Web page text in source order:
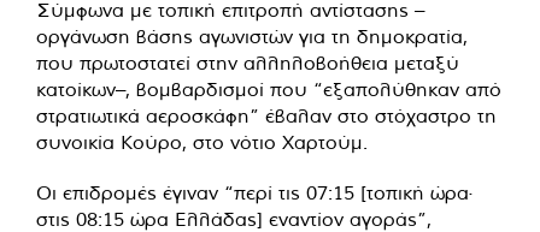
Σύμφωνα με τοπική επιτροπή αντίστασης –
οργάνωση βάσης αγωνιστών για τη δημοκρατία,
που πρωτοστατεί στην αλληλοβοήθεια μεταξύ
κατοίκων–, βομβαρδισμοί που “εξαπολύθηκαν από
στρατιωτικά αεροσκάφη” έβαλαν στο στόχαστρο τη
συνοικία Κούρο, στο νότιο Χαρτούμ.
Οι επιδρομές έγιναν “περί τις 07:15 [τοπική ώρα·
στις 08:15 ώρα Ελλάδας] εναντίον αγοράς”,